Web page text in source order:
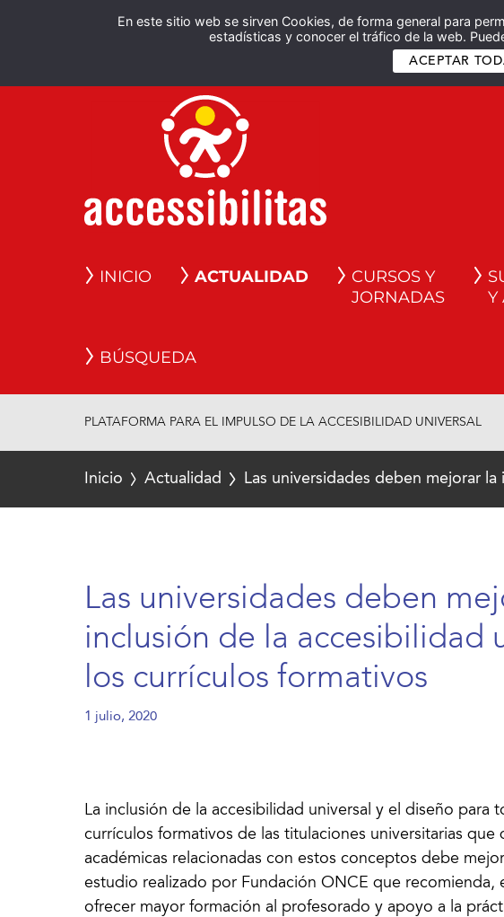
En este sitio web se sirven Cookies, de forma general para
estadísticas y conocer el tráfico de la web.
ACEPTAR
INICIO ACTUALIDAD
CURSOS Y
JORNADAS
Y
BÚSQUEDA
PLATAFORMA PARA EL IMPULSO DE LA ACCESIBILIDAD UNIVERSAL
Inicio Actualidad Las universidades deben mejorar
Las universidades deben
inclusión de la accesibilidad
los currículos formativos
1 julio, 2020
La inclusión de la accesibilidad universal y el diseño para
currículos formativos de las titulaciones universitarias que
académicas relacionadas con estos conceptos debe
estudio realizado por Fundación ONCE que recomienda,
ofrecer mayor formación al profesorado y apoyo a la